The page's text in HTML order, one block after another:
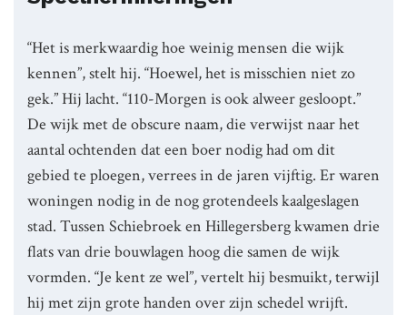
“Het is merkwaardig hoe weinig mensen die wijk
kennen”, stelt hij. “Hoewel, het is misschien niet zo
gek.” Hij lacht. “110-Morgen is ook alweer gesloopt.”
De wijk met de obscure naam, die verwijst naar het
aantal ochtenden dat een boer nodig had om dit
gebied te ploegen, verrees in de jaren vijftig. Er waren
woningen nodig in de nog grotendeels kaalgeslagen
stad. Tussen Schiebroek en Hillegersberg kwamen drie
flats van drie bouwlagen hoog die samen de wijk
vormden. “Je kent ze wel”, vertelt hij besmuikt, terwijl
hij met zijn grote handen over zijn schedel wrijft.